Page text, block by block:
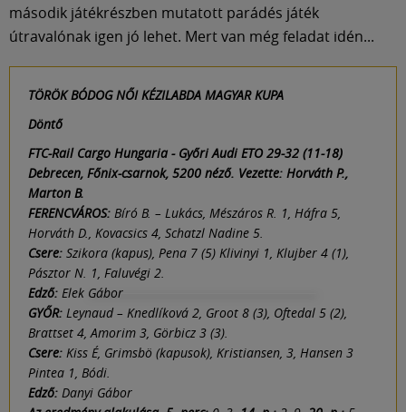
második játékrészben mutatott parádés játék
útravalónak igen jó lehet. Mert van még feladat idén...
TÖRÖK BÓDOG NŐI KÉZILABDA MAGYAR KUPA
Döntő
FTC-Rail Cargo Hungaria - Győri Audi ETO 29-32 (11-18)
Debrecen, Főnix-csarnok, 5200 néző. Vezette: Horváth P.,
Marton B.
FERENCVÁROS: Bíró B. – Lukács, Mészáros R. 1, Háfra 5,
Horváth D., Kovacsics 4, Schatzl Nadine 5.
Csere: Szikora (kapus), Pena 7 (5) Klivinyi 1, Klujber 4 (1),
Pásztor N. 1, Faluvégi 2.
Edző: Elek Gábor
GYŐR: Leynaud – Knedlíková 2, Groot 8 (3), Oftedal 5 (2),
Brattset 4, Amorim 3, Görbicz 3 (3).
Csere: Kiss É, Grimsbö (kapusok), Kristiansen, 3, Hansen 3
Pintea 1, Bódi.
Edző: Danyi Gábor